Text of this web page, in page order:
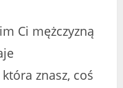
Ci mężczyzną
znasz, coś